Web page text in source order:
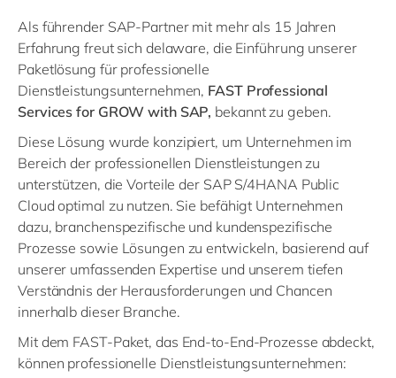
Als führender SAP-Partner mit mehr als 15 Jahren
Erfahrung freut sich delaware, die Einführung unserer
Paketlösung für professionelle
Dienstleistungsunternehmen, FAST Professional
Services for GROW with SAP, bekannt zu geben.
Diese Lösung wurde konzipiert, um Unternehmen im
Bereich der professionellen Dienstleistungen zu
unterstützen, die Vorteile der SAP S/4HANA Public
Cloud optimal zu nutzen. Sie befähigt Unternehmen
dazu, branchenspezifische und kundenspezifische
Prozesse sowie Lösungen zu entwickeln, basierend auf
unserer umfassenden Expertise und unserem tiefen
Verständnis der Herausforderungen und Chancen
innerhalb dieser Branche.
Mit dem FAST-Paket, das End-to-End-Prozesse abdeckt,
können professionelle Dienstleistungsunternehmen: